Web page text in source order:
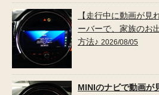
【走行中に動画が見
ーバーで、家族のお
方法♪ 2026/08/05
MINIのナビで動画が